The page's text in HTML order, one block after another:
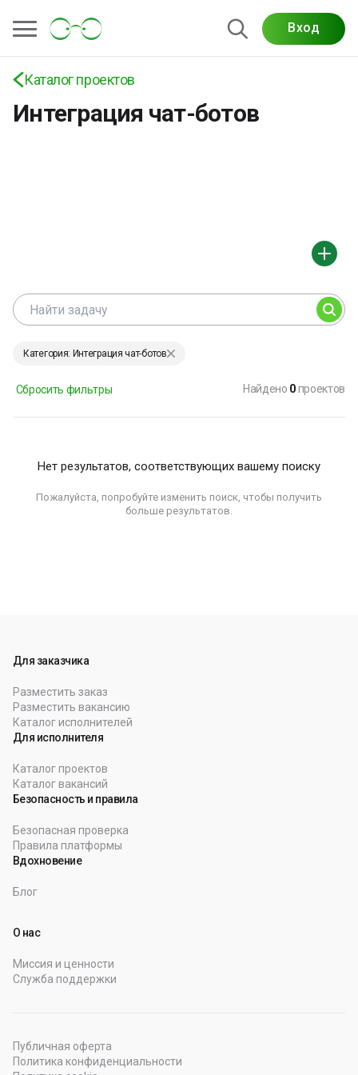
Вход
Каталог проектов
Интеграция чат-ботов
Категория: Интеграция чат-ботов
Сбросить фильтры Найдено 0проектов
Нет результатов, соответствующих вашему поиску
Пожалуйста, попробуйте изменить поиск, чтобы получить
больше результатов.
Для заказчика
Разместить заказ
Разместить вакансию
Каталог исполнителей
Для исполнителя
Каталог проектов
Каталог вакансий
Безопасность и правила
Безопасная проверка
Правила платформы
Вдохновение
Блог
О нас
Миссия и ценности
Служба поддержки
Публичная оферта
Политика конфиденциальности